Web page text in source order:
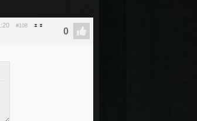
:20 #108